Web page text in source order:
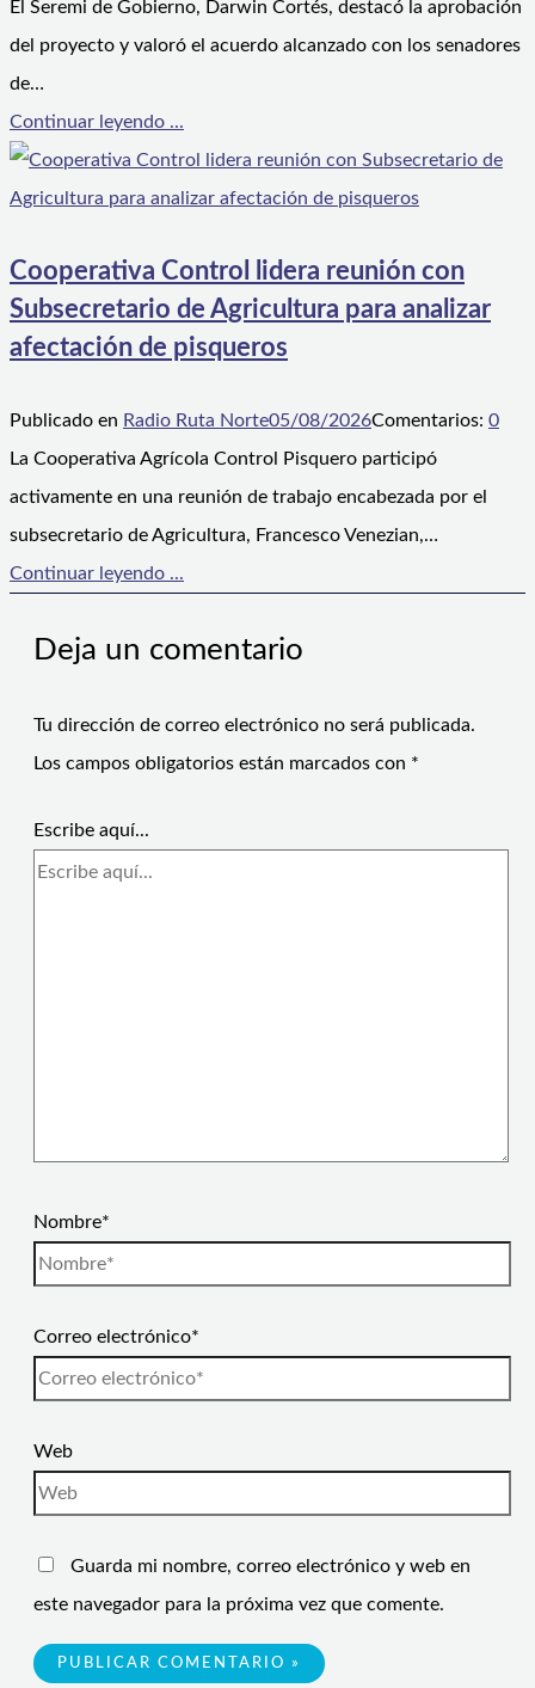
El Seremi de Gobierno, Darwin Cortés, destacó la aprobación
del proyecto y valoró el acuerdo alcanzado con los senadores
de…
Continuar leyendo ...
Cooperativa Control lidera reunión con
Subsecretario de Agricultura para analizar
afectación de pisqueros
Publicado en Radio Ruta Norte05/08/2026Comentarios: 0
La Cooperativa Agrícola Control Pisquero participó
activamente en una reunión de trabajo encabezada por el
subsecretario de Agricultura, Francesco Venezian,…
Continuar leyendo ...
Deja un comentario
Tu dirección de correo electrónico no será publicada.
Los campos obligatorios están marcados con *
Escribe aquí...
Nombre*
Correo electrónico*
Web
Guarda mi nombre, correo electrónico y web en
este navegador para la próxima vez que comente.